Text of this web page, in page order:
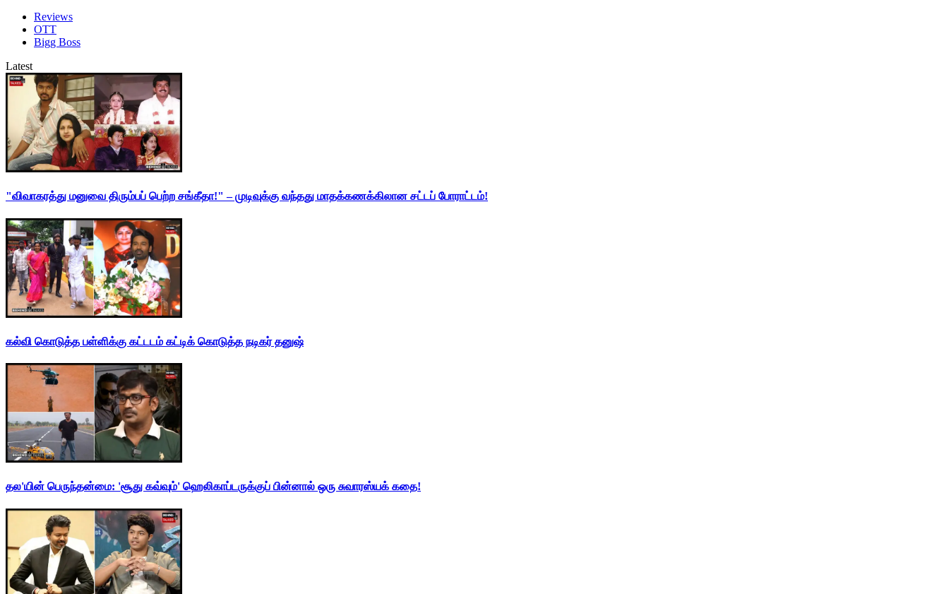
Reviews
OTT
Bigg Boss
Latest
"விவாகரத்து மனுவை திரும்பப் பெற்ற சங்கீதா!" – முடிவுக்கு வந்தது மாதக்கணக்கிலான சட்டப் போராட்டம்!
கல்வி கொடுத்த பள்ளிக்கு கட்டடம் கட்டிக் கொடுத்த நடிகர் தனுஷ்
தல'யின் பெருந்தன்மை: 'சூது கவ்வும்' ஹெலிகாப்டருக்குப் பின்னால் ஒரு சுவாரஸ்யக் கதை!